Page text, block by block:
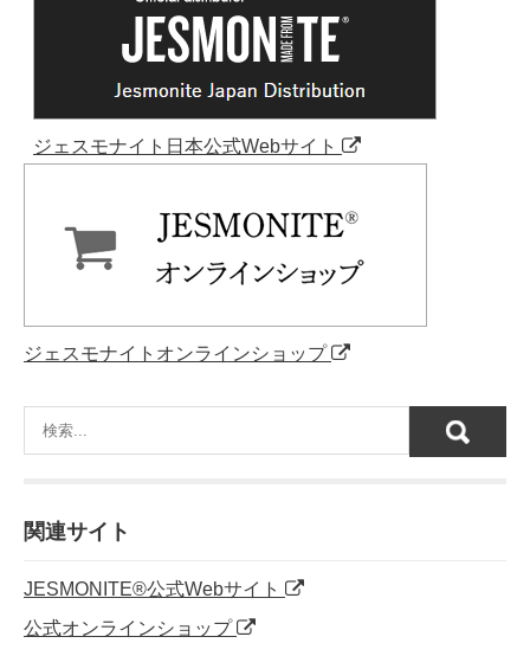
ジェスモナイト日本公式Webサイト
ジェスモナイトオンラインショップ
関連サイト
JESMONITE®公式Webサイト
公式オンラインショップ